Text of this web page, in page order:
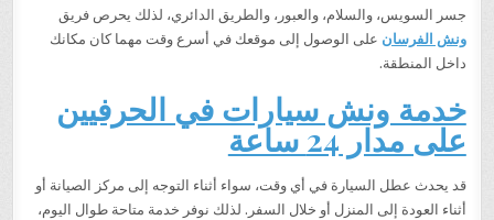
جسر السويس، والسلام، والعبور، والطريق الدائري، لذلك يحرص فريق
ونش الفرسان على الوصول إلى موقعك في أسرع وقت مهما كان مكانك
داخل المنطقة.
خدمة ونش سيارات في الحرفيين
على مدار 24 ساعة
قد يحدث عطل السيارة في أي وقت، سواء أثناء التوجه إلى مركز الصيانة أو
أثناء العودة إلى المنزل أو خلال السفر. لذلك نوفر خدمة متاحة طوال اليوم،